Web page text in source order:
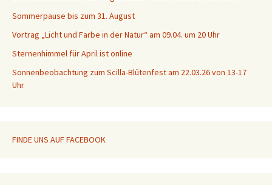
Sommerpause bis zum 31. August
Vortrag „Licht und Farbe in der Natur“ am 09.04. um 20 Uhr
Sternenhimmel für April ist online
Sonnenbeobachtung zum Scilla-Blütenfest am 22.03.26 von 13-17
Uhr
FINDE UNS AUF FACEBOOK